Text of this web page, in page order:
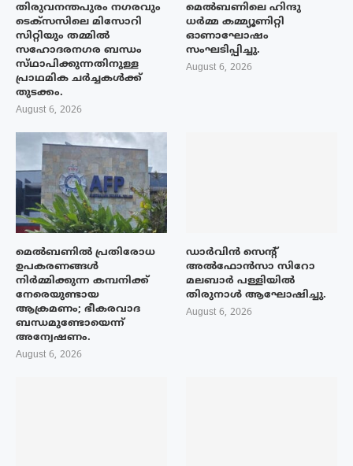
തിരുവനന്തപുരം നഗരവും
ടെക്‌സസിലെ മിസോറി
സിറ്റിയും തമ്മിൽ
സഹോദരനഗര ബന്ധം
സ്‌ഥാപിക്കുന്നതിനുള്ള
പ്രാഥമിക ചർച്ചകൾക്ക്
തുടക്കം.
August 6, 2026
മെൽബണിലെ ഹിന്ദു
ധർമ്മ കമ്മ്യൂണിറ്റി
ഓണാഘോഷം
സംഘടിപ്പിച്ചു.
August 6, 2026
മെൽബണിൽ പ്രതിരോധ
ഉപകരണങ്ങൾ
നിർമ്മിക്കുന്ന കമ്പനിക്ക്
നേരെയുണ്ടായ
ആക്രമണം; ഭീകരവാദ
ബന്ധമുണ്ടോയെന്ന്
അന്വേഷണം.
August 6, 2026
ഡാർവിൻ സെന്റ്
അൽഫോൻസാ സിറോ
മലബാർ പള്ളിയിൽ
തിരുനാൾ ആഘോഷിച്ചു.
August 6, 2026